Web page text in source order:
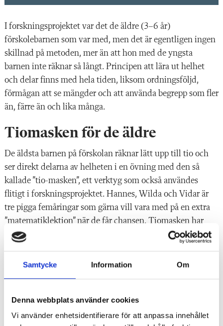
Samtycke Information Om
Denna webbplats använder cookies
Vi använder enhetsidentifierare för att anpassa innehållet
strategier som bygger på en god förståelse av talbegrepp och
3. Under året som projektet pågick på Nya Slättängsgårdens förskola
var matematikprojektet samtidigt det årets systematiska
kvalitetsarbete.
4. Forsknings-rapporten är ännu inte klar, men Mia Johansson har
redan fått höra från kollegor på lågstadiet att eleverna som tidigare
varit med i projektet har en bättre taluppfattning och har börjat räkna
på ett annat sätt.
5. Mia Johansson hoppas också på att snart få delta i ett nytt
förskolor i hela landet.
I forskningsprojektet var det de äldre (3–6 år)
förskolebarnen som var med, men det är egentligen ingen
skillnad på metoden, mer än att hon med de yngsta
barnen inte räknar så långt. Principen att lära ut helhet
och delar finns med hela tiden, liksom ordningsföljd,
förmågan att se mängder och att använda begrepp som fler
än, färre än och lika många.
Tiomasken för de äldre
De äldsta barnen på förskolan räknar lätt upp till tio och
ser direkt delarna av helheten i en övning med den så
kallade ”tio-masken”, ett verktyg som också användes
flitigt i forskningsprojektet. Hannes, Wilda och Vidar är
tre pigga femåringar som gärna vill vara med på en extra
”matematiklektion” när de får chansen. Tiomasken har
fem gröna och fem gula kulor. Mia Johansson gömmer
– Hur många har jag gömt?
– Fem, svarar barnen.
– Hur visste ni att det var fem gömda?